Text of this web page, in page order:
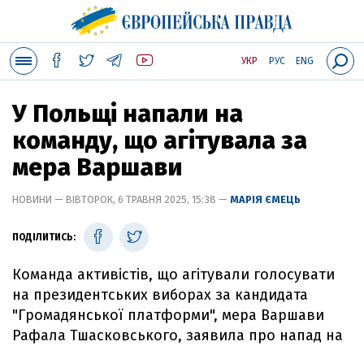
УКР РУС ENG
У Польщі напали на
команду, що агітувала за
мера Варшави
НОВИНИ — ВІВТОРОК, 6 ТРАВНЯ 2025, 15:38 — МАРІЯ ЄМЕЦЬ
ПОДІЛИТИСЬ:
Команда активістів, що агітували голосувати
на президентських виборах за кандидата
"Громадянської платформи", мера Варшави
Рафала Тшасковського, заявила про напад на